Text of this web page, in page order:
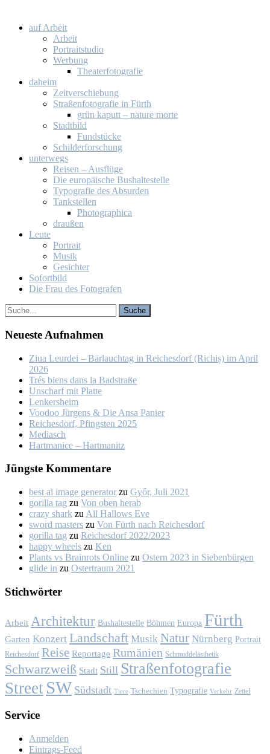
auf Ar­beit
Ar­beit
Por­trait­stu­dio
Wer­bung
Thea­ter­fo­to­gra­fie
da­heim
Zeit­ver­schie­bung
Stra­ßen­fo­to­gra­fie in Fürth
grün ka­putt – na­tu­re mor­te
Stadt­bild
Fund­stü­cke
Schil­der­for­schung
un­ter­wegs
Rei­sen – Aus­flü­ge
Die eu­ro­päi­sche Bus­hal­te­stel­le
Ty­po­gra­fie des Ab­sur­den
Tank­stel­len
Pho­to­gra­phi­ca
drau­ßen
Leu­te
Por­trait
Mu­sik
Ge­sich­ter
So­fort­bild
Die Frau des Fo­to­gra­fen
Neu­es­te Auf­nah­men
Ziua Leur­dei – Bär­lauch­tag in Rei­ches­dorf (Ri­chiș) im April
2026
Trés biens dans la Bad­stra­ße
Un­scharf mit Plat­te
Len­kers­heim
Voo­doo Jür­gens & Die An­sa Pa­nier
Rei­ches­dorf, Pfings­ten 2025
Me­dia­sch
Hart­ma­nice – Hart­ma­nitz
Jüngs­te Kom­men­ta­re
best ai image generator zu Győr, Ju­li 2021
gorilla tag zu Von oben her­ab
crazy shark zu All Hal­lows Eve
sword masters zu Von Fürth nach Rei­ches­dorf
gorilla tag zu Rei­ches­dorf 2022/2023
happy wheels zu Ken
Plants vs Brainrots Online zu Os­tern 2023 in Sie­ben­bür­gen
glide in zu Os­ter­traum 2021
Stich­wör­ter
Arbeit Architektur Bushaltestelle Böhmen Europa Fürth
Garten Konzert Landschaft Musik Natur Nürnberg Portrait
Reichesdorf Reise Reportage Rumänien Schmuddelästhetik
Schwarzweiß Stadt Still Straßenfotografie
Street SW Südstadt Tiere Tschechien Typografie Verkehr Zettel
Ser­vice
Anmelden
Eintrags-Feed